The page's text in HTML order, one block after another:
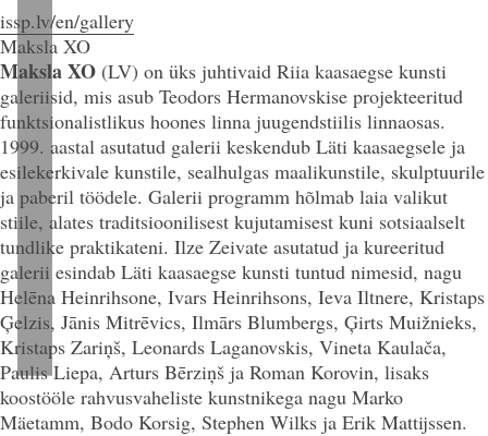
issp.lv/en/gallery
Maksla XO
Maksla XO (LV) on üks juhtivaid Riia kaasaegse kunsti
galeriisid, mis asub Teodors Hermanovskise projekteeritud
funktsionalistlikus hoones linna juugendstiilis linnaosas.
1999. aastal asutatud galerii keskendub Läti kaasaegsele ja
esilekerkivale kunstile, sealhulgas maalikunstile, skulptuurile
ja paberil töödele. Galerii programm hõlmab laia valikut
stiile, alates traditsioonilisest kujutamisest kuni sotsiaalselt
tundlike praktikateni. Ilze Zeivate asutatud ja kureeritud
galerii esindab Läti kaasaegse kunsti tuntud nimesid, nagu
Helēna Heinrihsone, Ivars Heinrihsons, Ieva Iltnere, Kristaps
Ģelzis, Jānis Mitrēvics, Ilmārs Blumbergs, Ģirts Muižnieks,
Kristaps Zariņš, Leonards Laganovskis, Vineta Kaulača,
Paulis Liepa, Arturs Bērziņš ja Roman Korovin, lisaks
koostööle rahvusvaheliste kunstnikega nagu Marko
Mäetamm, Bodo Korsig, Stephen Wilks ja Erik Mattijssen.